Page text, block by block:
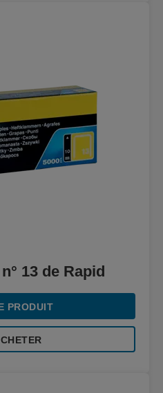
13 de Rapid
PRODUIT